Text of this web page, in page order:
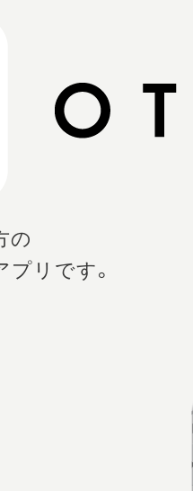
の
リです。